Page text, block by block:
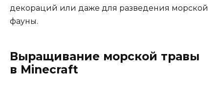
декораций или даже для разведения морской
фауны.
Выращивание морской травы
в Minecraft